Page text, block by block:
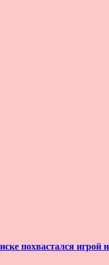
похвастался игрой